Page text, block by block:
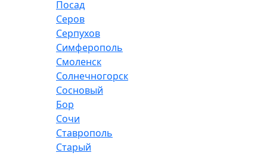
Посад
Серов
Серпухов
Симферополь
Смоленск
Солнечногорск
Сосновый
Бор
Сочи
Ставрополь
Старый